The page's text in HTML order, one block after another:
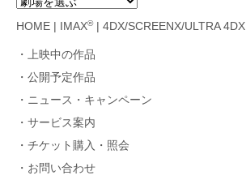
HOME IMAX®| 4DX/SCREENX/ULTRA 4DX
上映中の作品
公開予定作品
ニュース・キャンペーン
サービス案内
チケット購入・照会
お問い合わせ